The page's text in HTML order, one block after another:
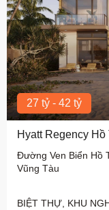
27 tỷ - 42 tỷ
Hyatt Regency Hồ
Đường Ven Biển Hồ
Vũng Tàu
BIỆT THỰ, KHU